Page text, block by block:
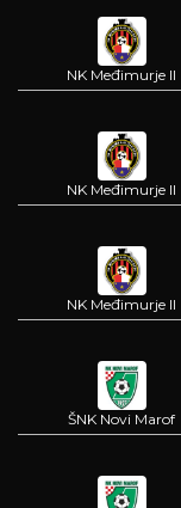
NK Međimurje II
NK Međimurje II
NK Međimurje II
ŠNK Novi Marof